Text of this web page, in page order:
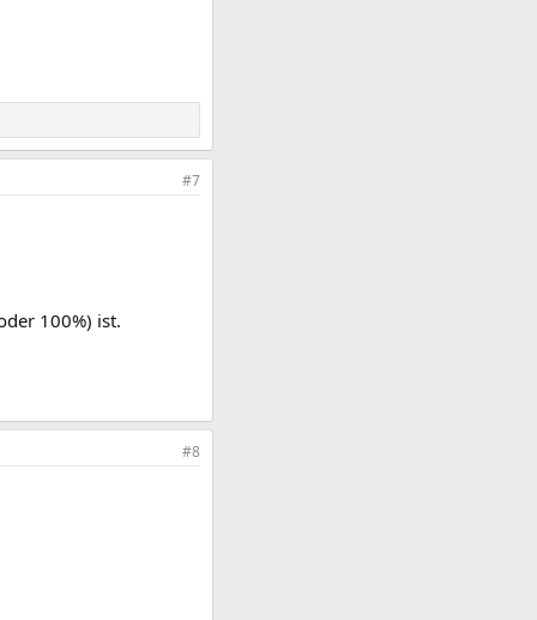
#7
100%) ist.
#8